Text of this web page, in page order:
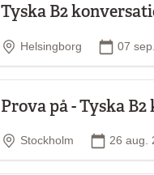
Tyska B2
Plats
Helsingborg 07
Prova på - Tyska
Plats
Stockholm 26 aug.